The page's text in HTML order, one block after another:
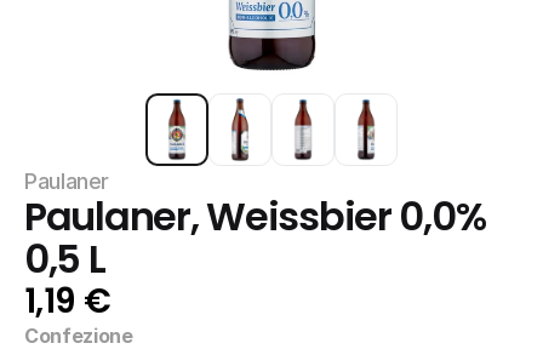
Paulaner
Paulaner, Weissbier 0,0%
0,5 L
1,19 €
Confezione